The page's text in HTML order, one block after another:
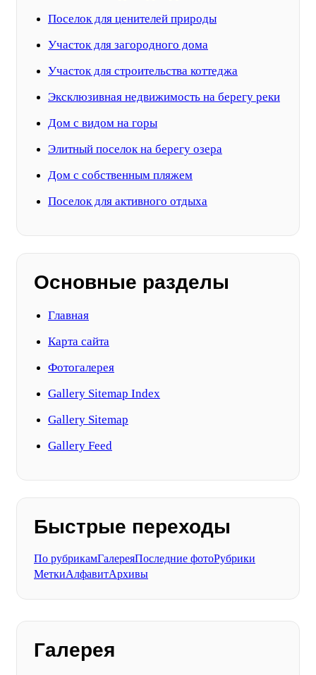
Поселок для ценителей природы
Участок для загородного дома
Участок для строительства коттеджа
Эксклюзивная недвижимость на берегу реки
Дом с видом на горы
Элитный поселок на берегу озера
Дом с собственным пляжем
Поселок для активного отдыха
Основные разделы
Главная
Карта сайта
Фотогалерея
Gallery Sitemap Index
Gallery Sitemap
Gallery Feed
Быстрые переходы
По рубрикамГалереяПоследние фотоРубрики
МеткиАлфавитАрхивы
Галерея